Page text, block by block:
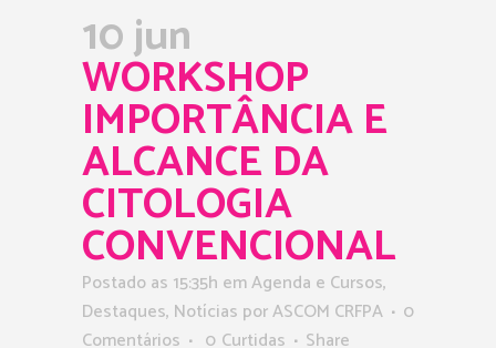
10 jun
WORKSHOP
IMPORTÂNCIA E
ALCANCE DA
CITOLOGIA
CONVENCIONAL
Postado as 15:35h emAgenda e Cursos,
Destaques, Notícias porASCOM CRFPA
0
Comentários
0 Curtidas
Share